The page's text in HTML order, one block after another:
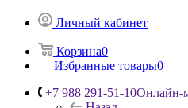
Личный кабинет
Корзина0
Избранные товары0
+7 988 291-51-10Онлайн-